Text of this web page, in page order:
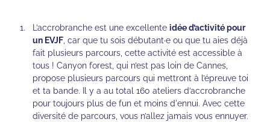
L’accrobranche est une excellenteidée d’activité pour
un EVJF , car que tu sois débutant·e ou que tu aies déjà
fait plusieurs parcours, cette activité est accessible à
tous ! Canyon forest, qui n’est pas loin de Cannes,
propose plusieurs parcours qui mettront à l’épreuve toi
et ta bande. Il y a au total 160 ateliers d’accrobranche
pour toujours plus de fun et moins d'ennui. Avec cette
diversité de parcours, vous n’allez jamais vous ennuyer.